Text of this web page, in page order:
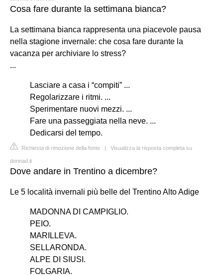
Cosa fare durante la settimana bianca?
La settimana bianca rappresenta una piacevole pausa
nella stagione invernale: che cosa fare durante la
vacanza per archiviare lo stress?
...
Lasciare a casa i “compiti” ...
Regolarizzare i ritmi. ...
Sperimentare nuovi mezzi. ...
Fare una passeggiata nella neve. ...
Dedicarsi del tempo.
Richiesta di rimozione della fonte | Visualizza la risposta completa su
donnad.it
Dove andare in Trentino a dicembre?
Le 5 località invernali più belle del Trentino Alto Adige
MADONNA DI CAMPIGLIO.
PEIO.
MARILLEVA.
SELLARONDA.
ALPE DI SIUSI.
FOLGARIA.